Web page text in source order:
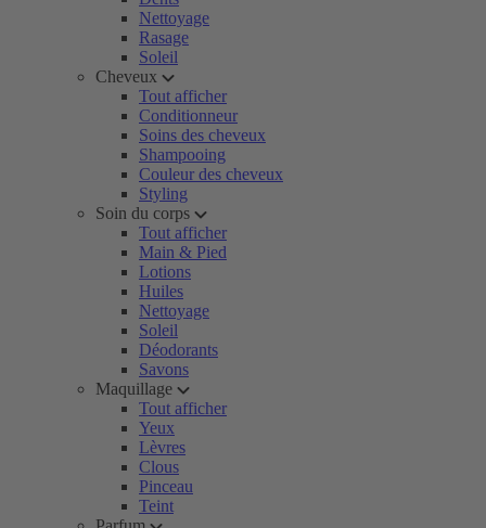
Nettoyage
Rasage
Soleil
Cheveux
Tout afficher
Conditionneur
Soins des cheveux
Shampooing
Couleur des cheveux
Styling
Soin du corps
Tout afficher
Main & Pied
Lotions
Huiles
Nettoyage
Soleil
Déodorants
Savons
Maquillage
Tout afficher
Yeux
Lèvres
Clous
Pinceau
Teint